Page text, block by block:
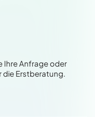
Ihre Anfrage oder
die Erstberatung.